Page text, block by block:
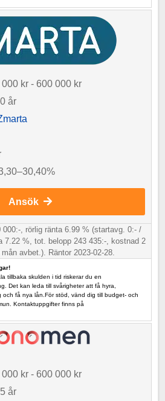
kr - 600 000 kr
år
Ansök
000:-, rörlig ränta 6.99 % (startavg. 0:- /
7.22 %, tot. belopp 243 435:-, kostnad 2
avbet.). Räntor 2023-02-28.
tillbaka skulden i tid riskerar du en
Det kan leda till svårigheter att få hyra,
få nya lån.För stöd, vänd dig till budget- och
Kontaktuppgifter finns på
kr - 600 000 kr
år